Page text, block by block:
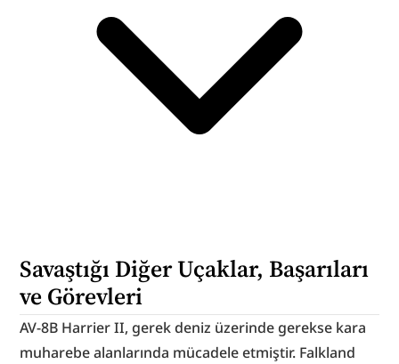
Savaştığı Diğer Uçaklar, Başarıları
ve Görevleri
AV-8B Harrier II, gerek deniz üzerinde gerekse kara
muharebe alanlarında mücadele etmiştir. Falkland